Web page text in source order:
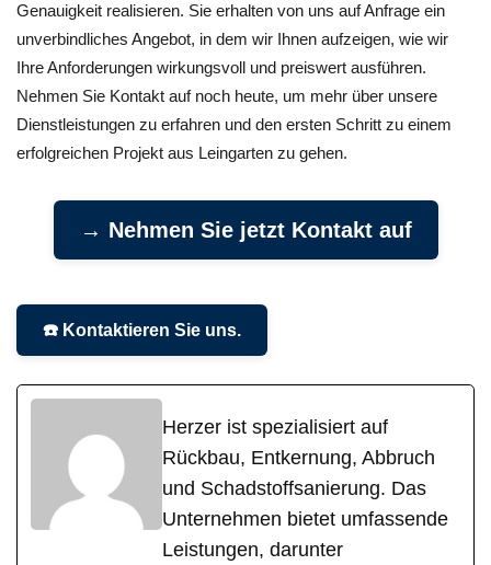
Genauigkeit realisieren. Sie erhalten von uns auf Anfrage ein
unverbindliches Angebot, in dem wir Ihnen aufzeigen, wie wir
Ihre Anforderungen wirkungsvoll und preiswert ausführen.
Nehmen Sie Kontakt auf noch heute, um mehr über unsere
Dienstleistungen zu erfahren und den ersten Schritt zu einem
erfolgreichen Projekt aus Leingarten zu gehen.
→ Nehmen Sie jetzt Kontakt auf
☎️ Kontaktieren Sie uns.
Herzer ist spezialisiert auf
Rückbau, Entkernung, Abbruch
und Schadstoffsanierung. Das
Unternehmen bietet umfassende
Leistungen, darunter